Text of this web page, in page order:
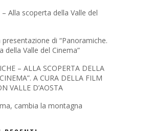
– Alla scoperta della Valle del
presentazione di “Panoramiche.
della Valle del Cinema”
– ALLA SCOPERTA DELLA
A CURA DELLA FILM
VALLE D’AOSTA
cambia la montagna